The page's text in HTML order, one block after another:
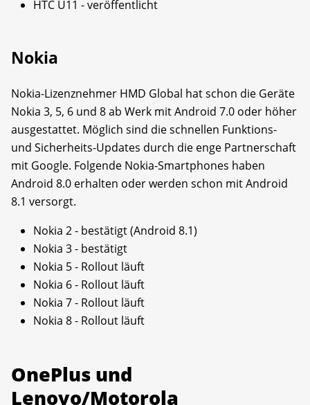
HTC U11 - veröffentlicht
Nokia
Nokia-Lizenznehmer HMD Global hat schon die Geräte
Nokia 3, 5, 6 und 8 ab Werk mit Android 7.0 oder höher
ausgestattet. Möglich sind die schnellen Funktions-
und Sicherheits-Updates durch die enge Partnerschaft
mit Google. Folgende Nokia-Smartphones haben
Android 8.0 erhalten oder werden schon mit Android
8.1 versorgt.
Nokia 2 - bestätigt (Android 8.1)
Nokia 3 - bestätigt
Nokia 5 - Rollout läuft
Nokia 6 - Rollout läuft
Nokia 7 - Rollout läuft
Nokia 8 - Rollout läuft
OnePlus und
Lenovo/Motorola